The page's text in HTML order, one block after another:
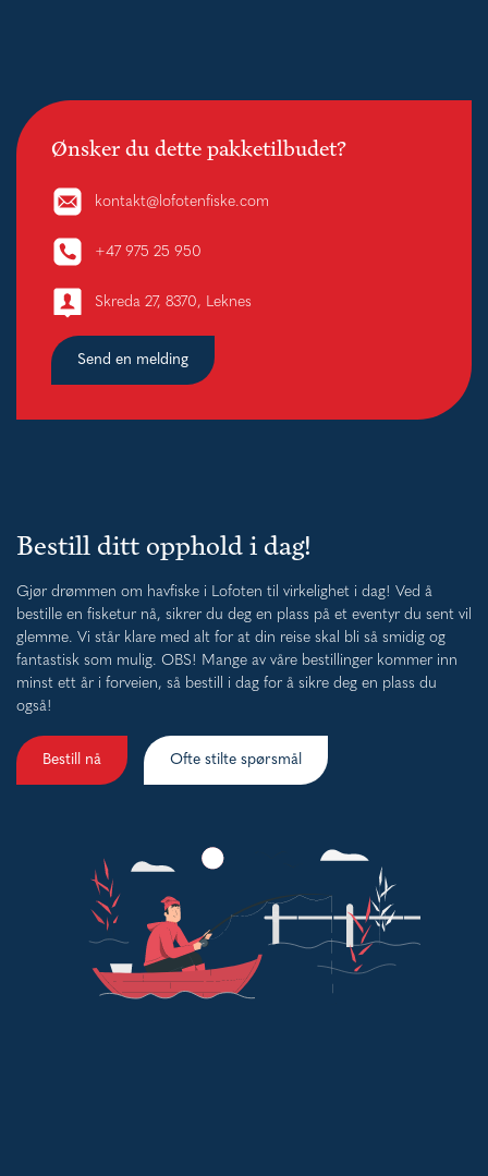
Ønsker du dette pakketilbudet?
kontakt@lofotenfiske.com
+47 975 25 950
Skreda 27, 8370, Leknes
Send en melding
Bestill ditt opphold i dag!
Gjør drømmen om havfiske i Lofoten til virkelighet i dag! Ved å
bestille en fisketur nå, sikrer du deg en plass på et eventyr du sent vil
glemme. Vi står klare med alt for at din reise skal bli så smidig og
fantastisk som mulig. OBS! Mange av våre bestillinger kommer inn
minst ett år i forveien, så bestill i dag for å sikre deg en plass du
også!
Bestill nå Ofte stilte spørsmål